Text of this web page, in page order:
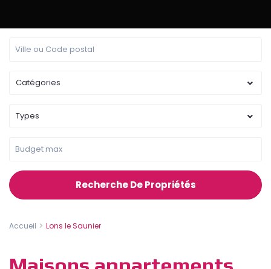
Catégories
Types
Recherche De Propriétés
Accueil Lons le Saunier